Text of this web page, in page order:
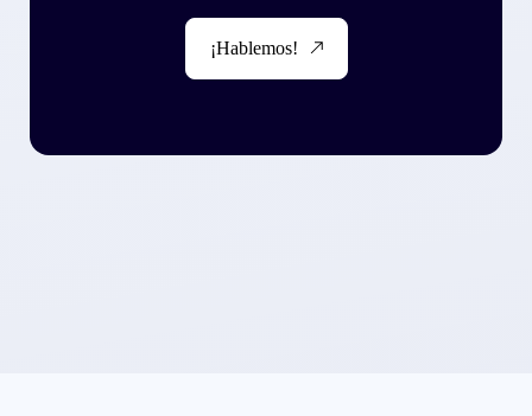
¡Hablemos!